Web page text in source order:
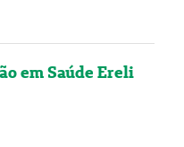
em Saúde Ereli